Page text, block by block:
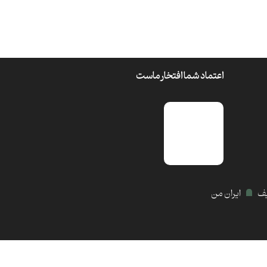
اعتماد شما افتخار ماست
ایران من